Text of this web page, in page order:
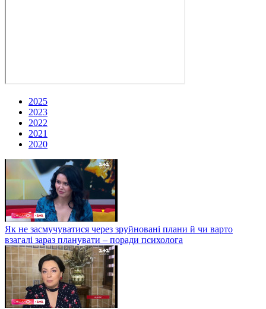
2025
2023
2022
2021
2020
Як не засмучуватися через зруйновані плани й чи варто
взагалі зараз планувати – поради психолога